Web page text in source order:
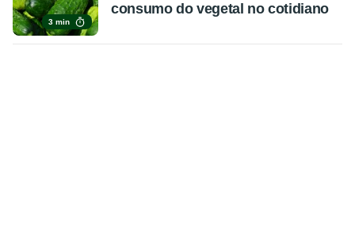
3 min
consumo do vegetal no cotidiano